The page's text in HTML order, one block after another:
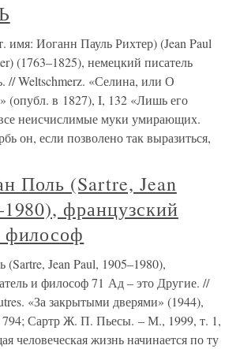
Иоганн Пауль Рихтер) (Jean Paul
(1763–1825), немецкий писатель
// Weltschmerz. «Селина, или О
(опубл. в 1827), I, 132 «Лишь его
неисчислимые муки умирающих.
он, если позволено так выразиться,
Поль (Sartre, Jean
французский
философ
Jean Paul, 1905–1980),
и философ 71 Ад – это Другие. //
«За закрытыми дверями» (1944),
794; Сартр Ж. П. Пьесы. – М., 1999, т. 1,
человеческая жизнь начинается по ту